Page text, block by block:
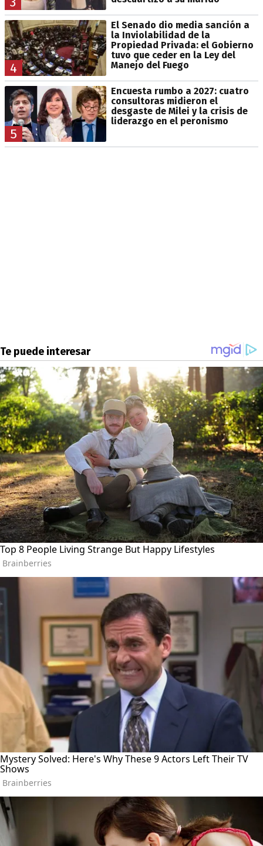
4
El Senado dio media sanción a
la Inviolabilidad de la
Propiedad Privada: el Gobierno
tuvo que ceder en la Ley del
Manejo del Fuego
5
Encuesta rumbo a 2027: cuatro
consultoras midieron el
desgaste de Milei y la crisis de
liderazgo en el peronismo